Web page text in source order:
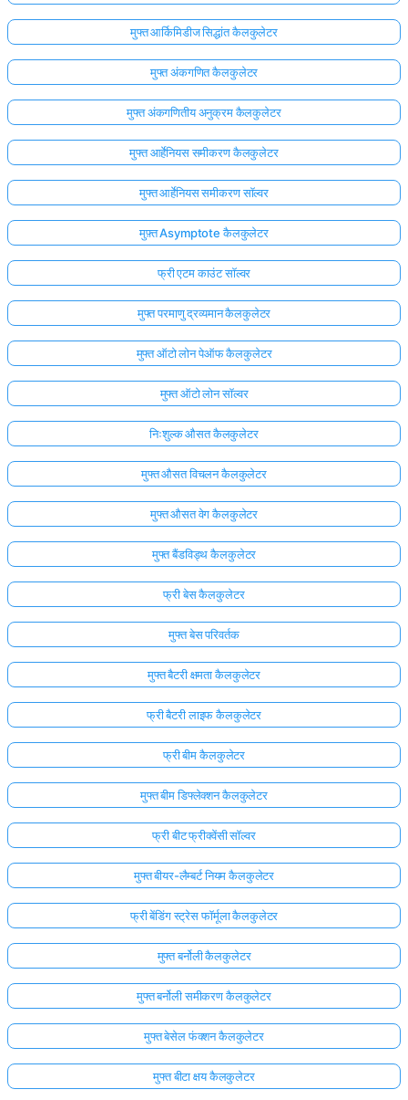
मुफ्त आर्किमिडीज सिद्धांत कैलकुलेटर
मुफ्त अंकगणित कैलकुलेटर
मुफ्त अंकगणितीय अनुक्रम कैलकुलेटर
मुफ्त आर्हेनियस समीकरण कैलकुलेटर
मुफ्त आर्हेनियस समीकरण सॉल्वर
मुफ़्त Asymptote कैलकुलेटर
फ्री एटम काउंट सॉल्वर
मुफ्त परमाणु द्रव्यमान कैलकुलेटर
मुफ्त ऑटो लोन पेऑफ कैलकुलेटर
मुफ्त ऑटो लोन सॉल्वर
निःशुल्क औसत कैलकुलेटर
मुफ्त औसत विचलन कैलकुलेटर
मुफ्त औसत वेग कैलकुलेटर
मुफ्त बैंडविड्थ कैलकुलेटर
फ्री बेस कैलकुलेटर
मुफ्त बेस परिवर्तक
मुफ्त बैटरी क्षमता कैलकुलेटर
फ्री बैटरी लाइफ कैलकुलेटर
फ्री बीम कैलकुलेटर
मुफ्त बीम डिफ्लेक्शन कैलकुलेटर
फ्री बीट फ्रीक्वेंसी सॉल्वर
मुफ्त बीयर-लैम्बर्ट नियम कैलकुलेटर
फ्री बेंडिंग स्ट्रेस फॉर्मूला कैलकुलेटर
मुफ्त बर्नोली कैलकुलेटर
मुफ्त बर्नोली समीकरण कैलकुलेटर
मुफ्त बेसेल फंक्शन कैलकुलेटर
मुफ्त बीटा क्षय कैलकुलेटर